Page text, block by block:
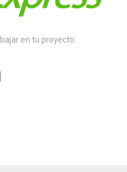
en tu proyecto.